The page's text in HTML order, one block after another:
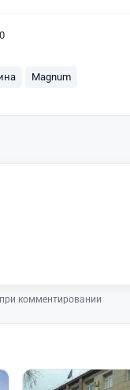
Magnum
комментировании